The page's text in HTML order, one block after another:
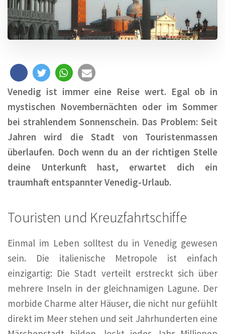
Venedig ist immer eine Reise wert. Egal ob in
mystischen Novembernächten oder im Sommer
bei strahlendem Sonnenschein. Das Problem: Seit
Jahren wird die Stadt von Touristenmassen
überlaufen. Doch wenn du an der richtigen Stelle
deine Unterkunft hast, erwartet dich ein
traumhaft entspannter Venedig-Urlaub.
Touristen und Kreuzfahrtschiffe
Einmal im Leben solltest du in Venedig gewesen
sein. Die italienische Metropole ist einfach
einzigartig: Die Stadt verteilt erstreckt sich über
mehrere Inseln in der gleichnamigen Lagune. Der
morbide Charme alter Häuser, die nicht nur gefühlt
direkt im Meer stehen und seit Jahrhunderten eine